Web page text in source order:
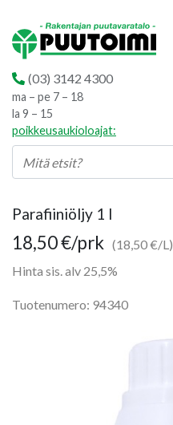
(03) 3142 4300
ma – pe 7 – 18
la 9 – 15
poikkeusaukioloajat:
Parafiiniöljy 1 l
18,50€/prk (18,50 €/L)
Hinta sis. alv 25,5%
Tuotenumero: 94340